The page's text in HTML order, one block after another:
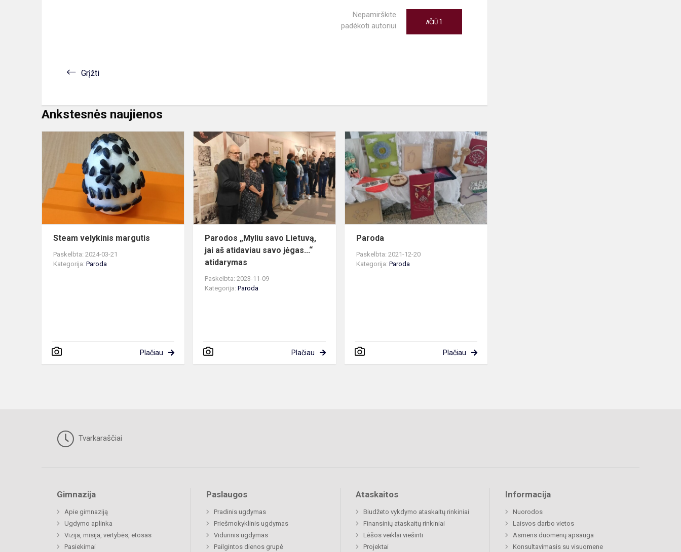
Nepamirškite
padėkoti autoriui
AČIŪ 1
Grįžti
Ankstesnės naujienos
Steam
velykinis
margutis
Steam velykinis margutis
Paskelbta: 2024-03-21
Kategorija: Paroda
Plačiau
Parodos
„Myliu
savo
Lietuvą,
jai
aš
atidaviau
savo
jėgas......
Parodos „Myliu savo Lietuvą,
jai aš atidaviau savo jėgas...“
atidarymas
Paskelbta: 2023-11-09
Kategorija:Paroda
Plačiau
Paroda
Paroda
Paskelbta: 2021-12-20
Kategorija:Paroda
Plačiau
Tvarkaraščiai
Gimnazija
Apie gimnaziją
Ugdymo aplinka
Vizija, misija, vertybės, etosas
Pasiekimai
Paslaugos
Pradinis ugdymas
Priešmokyklinis ugdymas
Vidurinis ugdymas
Pailgintos dienos grupė
Ataskaitos
Biudžeto vykdymo ataskaitų rinkiniai
Finansinių ataskaitų rinkiniai
Lėšos veiklai viešinti
Projektai
Informacija
Nuorodos
Laisvos darbo vietos
Asmens duomenų apsauga
Konsultavimasis su visuomene